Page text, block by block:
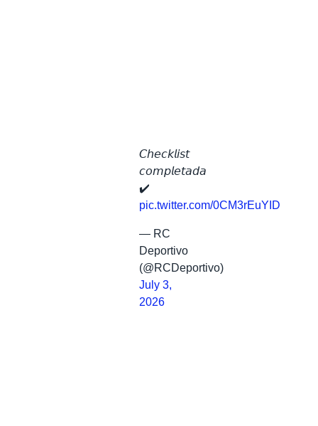
𝘊𝘩𝘦𝘤𝘬𝘭𝘪𝘴𝘵
𝘤𝘰𝘮𝘱𝘭𝘦𝘵𝘢𝘥𝘢
✔️
pic.twitter.com/0CM3rEuYID
— RC
Deportivo
(@RCDeportivo)
July 3,
2026